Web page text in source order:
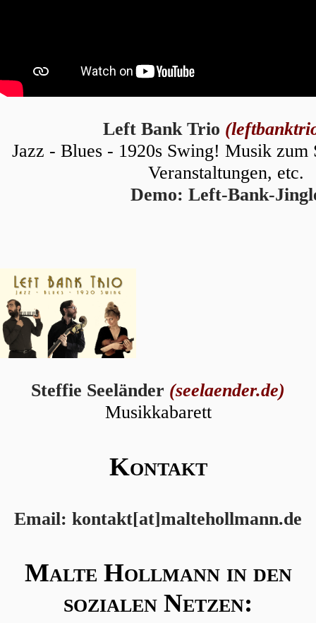
Left Bank Trio
Jazz - Blues - 1920s Swing! Musik zum
Veranstaltungen, etc.
Demo: Left-Bank-
Steffie Seeländer (seelaender.de)
Musikkabarett
Kontakt
Email: kontakt[at]maltehollmann.de
Malte Hollmann in den
sozialen Netzen: